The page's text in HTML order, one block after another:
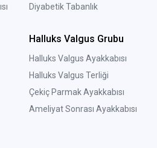
terlik
Diyabetik Tabanlık
Halluks Valgus Grubu
Halluks Valgus Ayakkabısı
Halluks Valgus Terliği
Çekiç Parmak Ayakkabısı
Ameliyat Sonrası Ayakkabısı